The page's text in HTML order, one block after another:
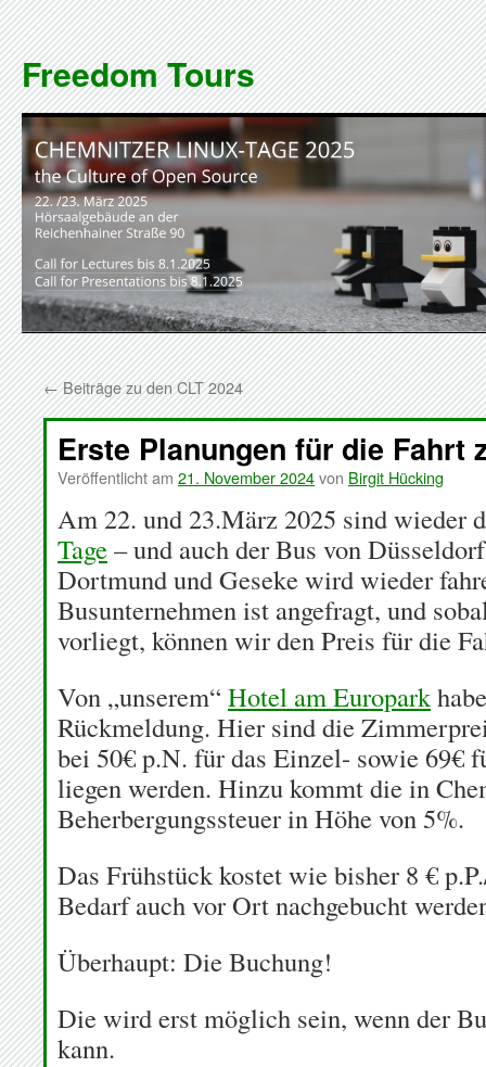
Zum
Inhalt
springen
Freedom Tours
←Beiträge zu den CLT 2024
Erste Planungen für die Fahrt
Veröffentlicht am 21. November 2024von Birgit Hücking
Am 22. und 23.März 2025 sind wieder
Tage– und auch der Bus von
Dortmund und Geseke wird wieder
Busunternehmen ist angefragt, und
vorliegt, können wir den Preis für die
Von „unserem“ Hotel am Europark
Rückmeldung. Hier sind die
bei 50€ p.N. für das Einzel- sowie 69€
liegen werden. Hinzu kommt die in
Beherbergungssteuer in Höhe von 5%.
Das Frühstück kostet wie bisher 8 €
Bedarf auch vor Ort nachgebucht
Überhaupt: Die Buchung!
Die wird erst möglich sein, wenn der
kann.